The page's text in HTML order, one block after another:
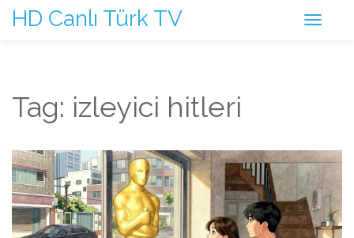
HD Canlı Türk TV
Tag: izleyici hitleri